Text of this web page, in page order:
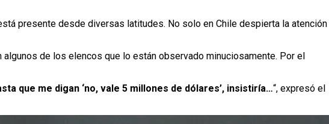
presente desde diversas latitudes. No solo en Chile despierta la
algunos de los elencos que lo están observado minuciosamente. Por el
que me digan ‘no, vale 5 millones de dólares’, insistiría…“, expresó el